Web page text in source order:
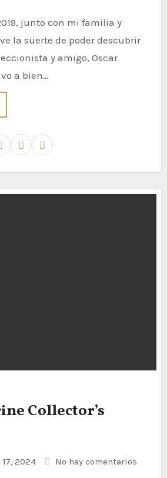
la suerte de poder descubrir
y amigo, Oscar
a bien…
Collector’s
17, 2024 No hay comentarios